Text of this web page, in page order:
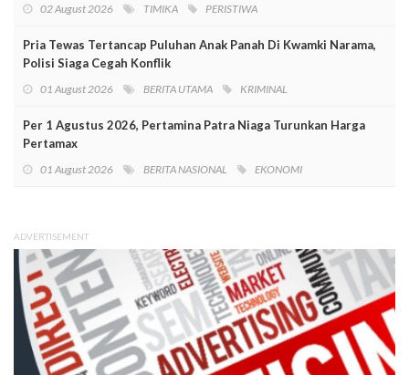
02 August 2026 TIMIKA PERISTIWA
Pria Tewas Tertancap Puluhan Anak Panah Di Kwamki Narama,
Polisi Siaga Cegah Konflik
01 August 2026 BERITA UTAMA KRIMINAL
Per 1 Agustus 2026, Pertamina Patra Niaga Turunkan Harga
Pertamax
01 August 2026 BERITA NASIONAL EKONOMI
ADVERTISEMENT